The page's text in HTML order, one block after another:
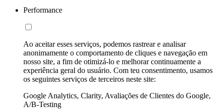
Performance
Ao aceitar esses serviços, podemos rastrear e analisar
anonimamente o comportamento de cliques e navegação em
nosso site, a fim de otimizá-lo e melhorar continuamente a
experiência geral do usuário. Com teu consentimento, usamos
os seguintes serviços de terceiros neste site:
Google Analytics, Clarity, Avaliações de Clientes do Google,
A/B-Testing